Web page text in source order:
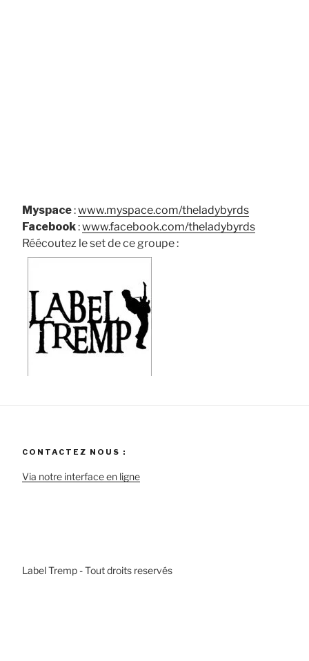
Myspace:www.myspace.com/theladybyrds
Facebook:www.facebook.com/theladybyrds
Réécoutez le set de ce groupe :
CONTACTEZ NOUS :
Via notre interface en ligne
Label Tremp - Tout droits reservés